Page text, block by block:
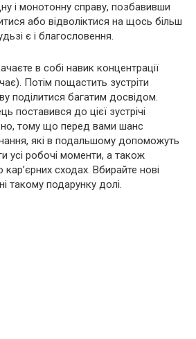
і монотонну справу, позбавивши
або відволіктися на щось більш
є і благословення.
в собі навик концентрації
Потім пощастить зустріти
поділитися багатим досвідом.
поставився до цієї зустрічі
тому що перед вами шанс
які в подальшому допоможуть
усі робочі моменти, а також
сходах. Вбирайте нові
такому подарунку долі.